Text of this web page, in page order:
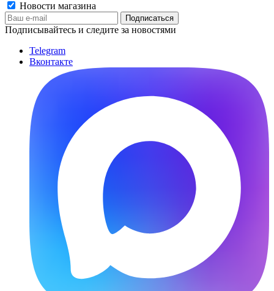
Новости магазина
Подписывайтесь и следите за новостями
Telegram
Вконтакте